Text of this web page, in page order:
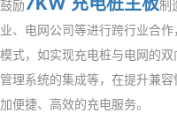
励
制
、电网公司等进行跨行业合作
式，如实现充电桩与电网的
理系统的集成等，在提升兼容
便捷、高效的充电服务。